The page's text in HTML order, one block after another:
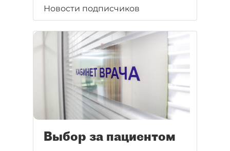
Новости подписчиков
Выбор за пациентом